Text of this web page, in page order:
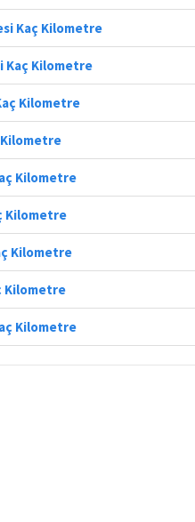
Kaç Kilometre
Kaç Kilometre
Kilometre
Kilometre
Kilometre
Kilometre
Kilometre
Kilometre
Kilometre